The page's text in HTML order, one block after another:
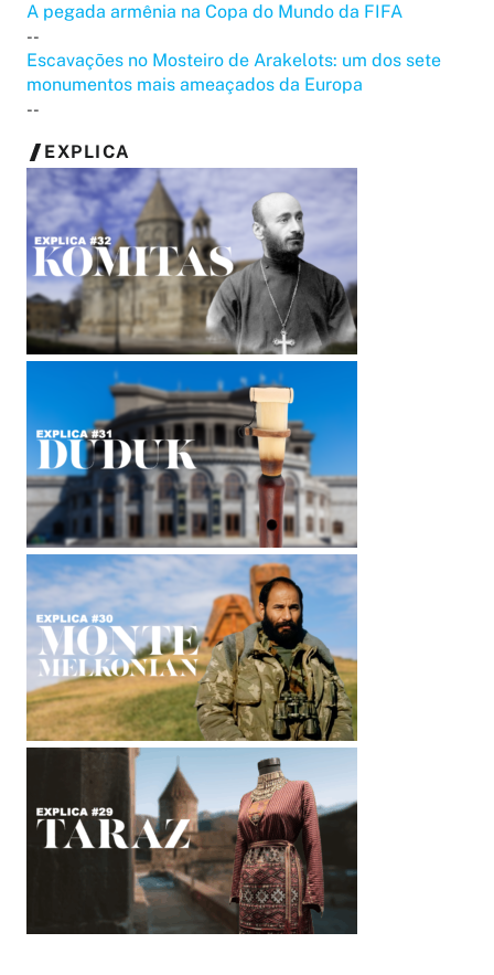
A pegada armênia na Copa do Mundo da FIFA
--
Escavações no Mosteiro de Arakelots: um dos sete
monumentos mais ameaçados da Europa
--
EXPLICA